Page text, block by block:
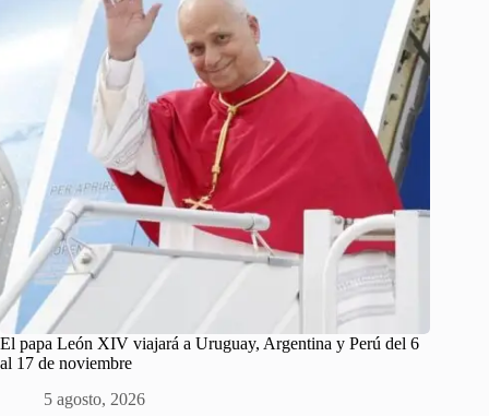
El papa León XIV viajará a Uruguay, Argentina y Perú del 6
al 17 de noviembre
5 agosto, 2026